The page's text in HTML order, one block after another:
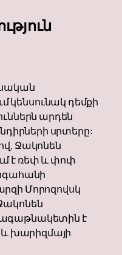
դեմքի
արդեն
սրտերը:
Ջակոնեն
է ռեփ և փոփ
Մորոզովսկ
է
և խարիզմայի